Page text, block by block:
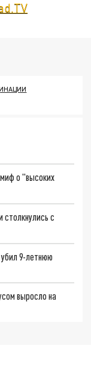
о "высоких
столкнулись с
9-летнюю
выросло на